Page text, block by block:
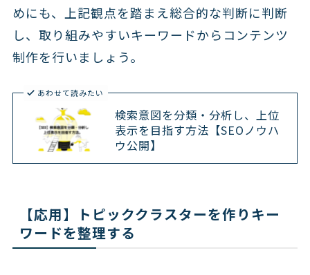
めにも、上記観点を踏まえ総合的な判断に判断
し、取り組みやすいキーワードからコンテンツ
制作を行いましょう。
あわせて読みたい
検索意図を分類・分析し、上位
表示を目指す方法【SEOノウハ
ウ公開】
【応用】トピッククラスターを作りキー
ワードを整理する